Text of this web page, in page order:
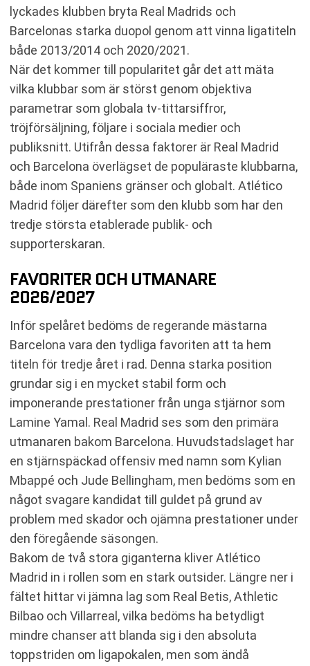
lyckades klubben bryta Real Madrids och
Barcelonas starka duopol genom att vinna ligatiteln
både 2013/2014 och 2020/2021.
När det kommer till popularitet går det att mäta
vilka klubbar som är störst genom objektiva
parametrar som globala tv-tittarsiffror,
tröjförsäljning, följare i sociala medier och
publiksnitt. Utifrån dessa faktorer är Real Madrid
och Barcelona överlägset de populäraste klubbarna,
både inom Spaniens gränser och globalt. Atlético
Madrid följer därefter som den klubb som har den
tredje största etablerade publik- och
supporterskaran.
FAVORITER OCH UTMANARE
2026/2027
Inför spelåret bedöms de regerande mästarna
Barcelona vara den tydliga favoriten att ta hem
titeln för tredje året i rad. Denna starka position
grundar sig i en mycket stabil form och
imponerande prestationer från unga stjärnor som
Lamine Yamal. Real Madrid ses som den primära
utmanaren bakom Barcelona. Huvudstadslaget har
en stjärnspäckad offensiv med namn som Kylian
Mbappé och Jude Bellingham, men bedöms som en
något svagare kandidat till guldet på grund av
problem med skador och ojämna prestationer under
den föregående säsongen.
Bakom de två stora giganterna kliver Atlético
Madrid in i rollen som en stark outsider. Längre ner i
fältet hittar vi jämna lag som Real Betis, Athletic
Bilbao och Villarreal, vilka bedöms ha betydligt
mindre chanser att blanda sig i den absoluta
toppstriden om ligapokalen, men som ändå